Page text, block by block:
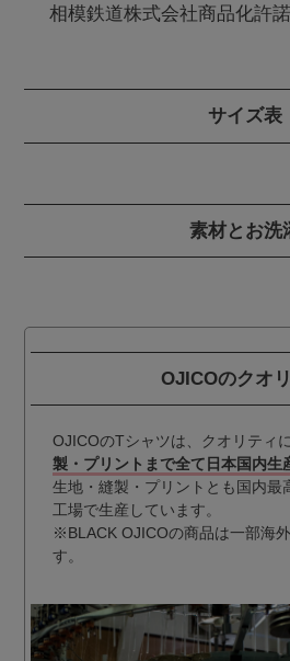
サイズ表
素材とお洗
OJICOのクオ
OJICOのTシャツは、クオリティ
製・プリントまで全て日本国内生
生地・縫製・プリントとも国内最
工場で生産しています。
※BLACK OJICOの商品は一部海
す。